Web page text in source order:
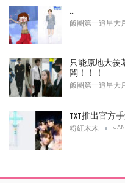
飯圈第一追星大
只能原地大羨
闆！！！
飯圈第一追星大
TXT推出官方
粉紅木木